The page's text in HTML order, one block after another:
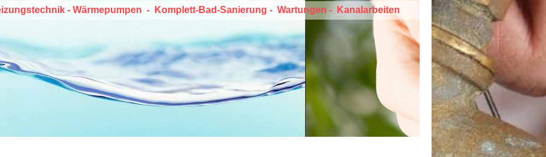
- Wärmepumpen - Komplett-Bad-Sanierung - Wartungen - Kanalarbeiten